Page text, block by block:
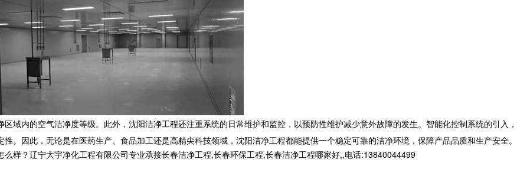
域内的空气洁净度等级。此外，沈阳洁净工程还注重系统的日常维护和监控，以预防性维护减少意外故障的发生。智能化控制系统的引入，
。因此，无论是在医药生产、食品加工还是高精尖科技领域，沈阳洁净工程都能提供一个稳定可靠的洁净环境，保障产品品质和生产安全。
样？辽宁大宇净化工程有限公司专业承接长春洁净工程,长春环保工程,长春洁净工程哪家好,,电话:13840044499